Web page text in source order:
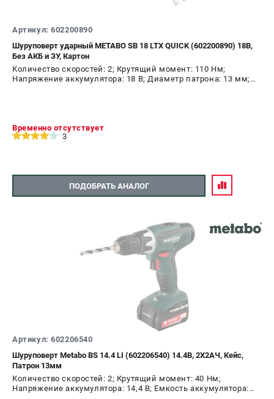
Артикул: 602200890
Шуруповерт ударный METABO SB 18 LTX QUICK (602200890) 18В,
Без АКБ и ЗУ, Картон
Количество скоростей: 2; Крутящий момент: 110 Нм;
Напряжение аккумулятора: 18 В; Диаметр патрона: 13 мм;
Временно отсутствует
3
ПОДОБРАТЬ АНАЛОГ
Артикул: 602206540
Шуруповерт Metabo BS 14.4 LI (602206540) 14.4В, 2X2АЧ, Кейс,
Патрон 13мм
Количество скоростей: 2; Крутящий момент: 40 Нм;
Напряжение аккумулятора: 14,4 В; Емкость аккумулятора: